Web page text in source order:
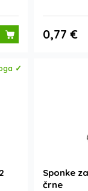
0,77 €
✓
Sponke
črne